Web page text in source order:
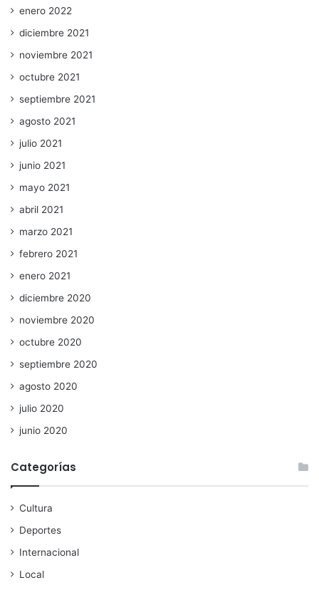
enero 2022
diciembre 2021
noviembre 2021
octubre 2021
septiembre 2021
agosto 2021
julio 2021
junio 2021
mayo 2021
abril 2021
marzo 2021
febrero 2021
enero 2021
diciembre 2020
noviembre 2020
octubre 2020
septiembre 2020
agosto 2020
julio 2020
junio 2020
Categorías
Cultura
Deportes
Internacional
Local